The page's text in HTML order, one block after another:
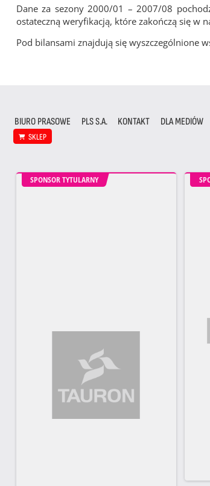
Dane za sezony 2000/01 – 2007/08
ostateczną weryfikacją, które zakończą się w
Pod bilansami znajdują się wyszczególnione
BIURO PRASOWE PLS S.A. KONTAKT DLA MEDIÓW
SKLEP
SPONSOR TYTULARNY